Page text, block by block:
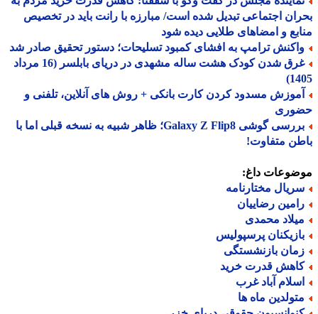
اجتماعی تبدیل شده است/ مبارزه با رانت باید در تخصیص
و امضاهای طلایی دیده شود
ترامپ به افشای کمبود تسلیحات؛ دستور تحقیق صادر شد
غرق شدن کودک هشت ساله مشهدی در دریای بابلسر (16 مرداد
مسدود کردن کارت بانکی + روش های آنلاین، تلفنی و
بررسی گوشی Galaxy Z Flip8؛ ظاهر شبیه به نسخه قبلی اما با
متفاوت!
داغ:
مختارنامه
رضاییان
محمدی
پرسپولیس
بازنشستگی
قدرت خرید
آباد غرب
ماه ها